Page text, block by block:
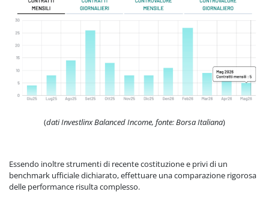
(dati Investlinx Balanced Income, fonte: Borsa Italiana)
Essendo inoltre strumenti di recente costituzione e privi di un
benchmark ufficiale dichiarato, effettuare una comparazione rigorosa
delle performance risulta complesso.